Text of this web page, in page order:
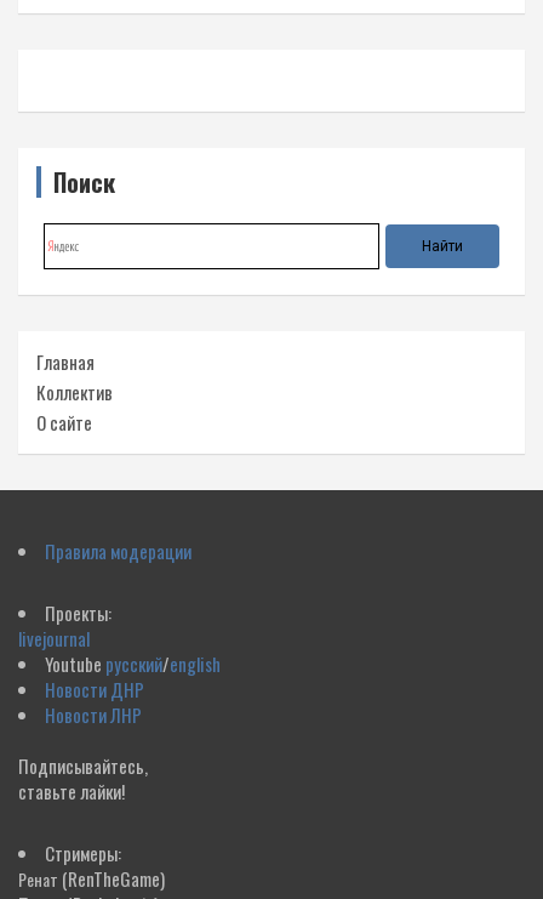
Поиск
Главная
Коллектив
О сайте
Правила модерации
Проекты:
livejournal
Youtube русский/english
Новости ДНР
Новости ЛНР
Подписывайтесь,
ставьте лайки!
Стримеры:
Ренат (RenTheGame)